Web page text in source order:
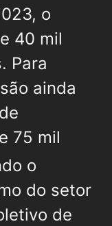
o
40 mil
Para
ainda
75 mil
o
do setor
de